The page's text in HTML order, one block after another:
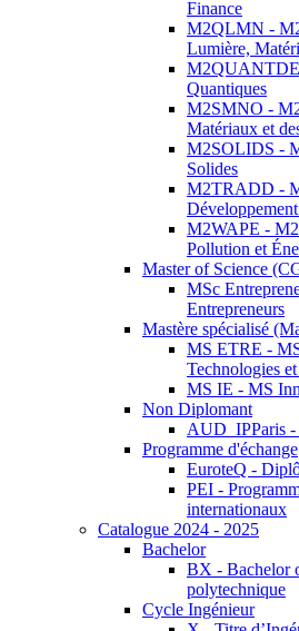
Finance
M2QLMN -
Lumière,
Quantiques
M2SMNO -
Matériaux et
M2SOLIDS -
Solides
M2TRADD -
M2WAPE -
Pollution et
Master of Science
MSc
Entrepreneurs
Mastère spécialisé
MS ETRE -
Technologies
MS IE - MS
Non Diplomant
AUD_IPParis
Programme d'échange
EuroteQ -
PEI -
internationaux
Catalogue 2024 - 2025
Bachelor
BX - Bachelor
polytechnique
Cycle Ingénieur